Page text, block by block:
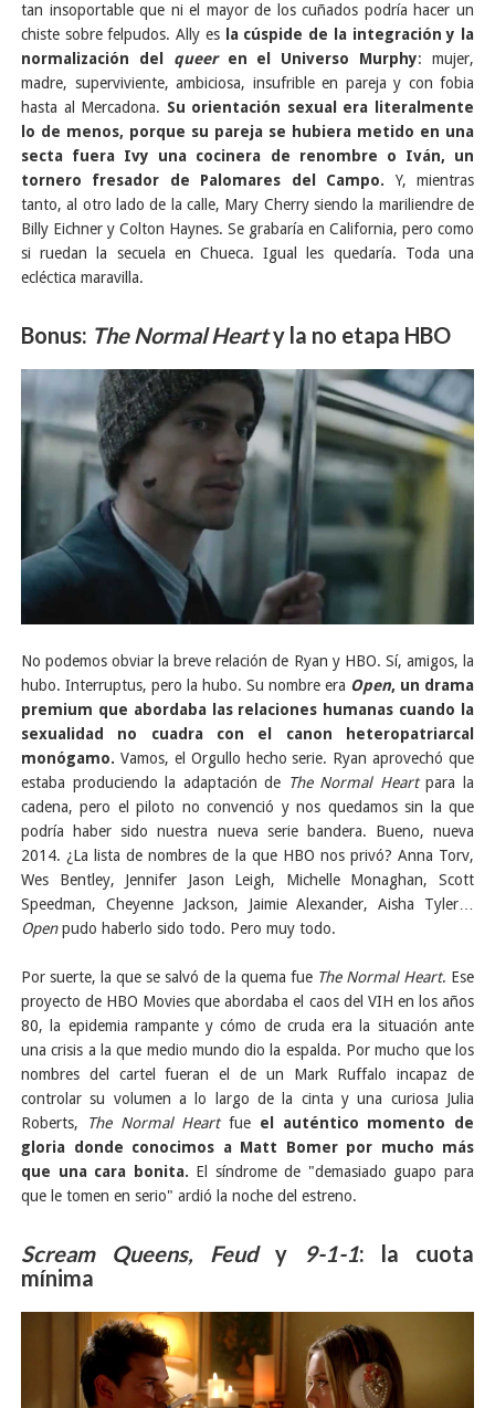
tan insoportable que ni el mayor de los cuñados podría hacer un
chiste sobre felpudos. Ally es
la cúspide de la integración y la
normalización del queer en el Universo Murphy: mujer,
madre, superviviente, ambiciosa, insufrible en pareja y con fobia
hasta al Mercadona. Su orientación sexual era literalmente
lo de menos, porque su pareja se hubiera metido en una
secta fuera Ivy una cocinera de renombre o Iván, un
tornero fresador de Palomares del Campo. Y, mientras
tanto, al otro lado de la calle, Mary Cherry siendo la mariliendre de
Billy Eichner y Colton Haynes. Se grabaría en California, pero como
si ruedan la secuela en Chueca. Igual les quedaría. Toda una
ecléctica maravilla.
Bonus: The Normal Hearty la no etapa HBO
No podemos obviar la breve relación de Ryan y HBO. Sí, amigos, la
hubo. Interruptus, pero la hubo. Su nombre era Open, un drama
premium que abordaba las relaciones humanas cuando la
sexualidad no cuadra con el canon heteropatriarcal
monógamo. Vamos, el Orgullo hecho serie. Ryan aprovechó que
estaba produciendo la adaptación de The Normal Heartpara la
cadena, pero el piloto no convenció y nos quedamos sin la que
podría haber sido nuestra nueva serie bandera. Bueno, nueva
2014. ¿La lista de nombres de la que HBO nos privó? Anna Torv,
Wes Bentley, Jennifer Jason Leigh, Michelle Monaghan, Scott
Speedman, Cheyenne Jackson, Jaimie Alexander, Aisha Tyler…
Openpudo haberlo sido todo. Pero muy todo.
Por suerte, la que se salvó de la quema fue The Normal Heart. Ese
proyecto de HBO Movies que abordaba el caos del VIH en los años
80, la epidemia rampante y cómo de cruda era la situación ante
una crisis a la que medio mundo dio la espalda. Por mucho que los
nombres del cartel fueran el de un Mark Ruffalo incapaz de
controlar su volumen a lo largo de la cinta y una curiosa Julia
Roberts,
The Normal Heartfue el auténtico momento de
gloria donde conocimos a Matt Bomer por mucho más
que una cara bonita. El síndrome de "demasiado guapo para
que le tomen en serio" ardió la noche del estreno.
Scream Queens, Feud y 9-1-1: la cuota
mínima